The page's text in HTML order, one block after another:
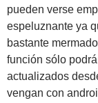
pueden verse
espeluznante ya
bastante
función sólo
actualizados
vengan con